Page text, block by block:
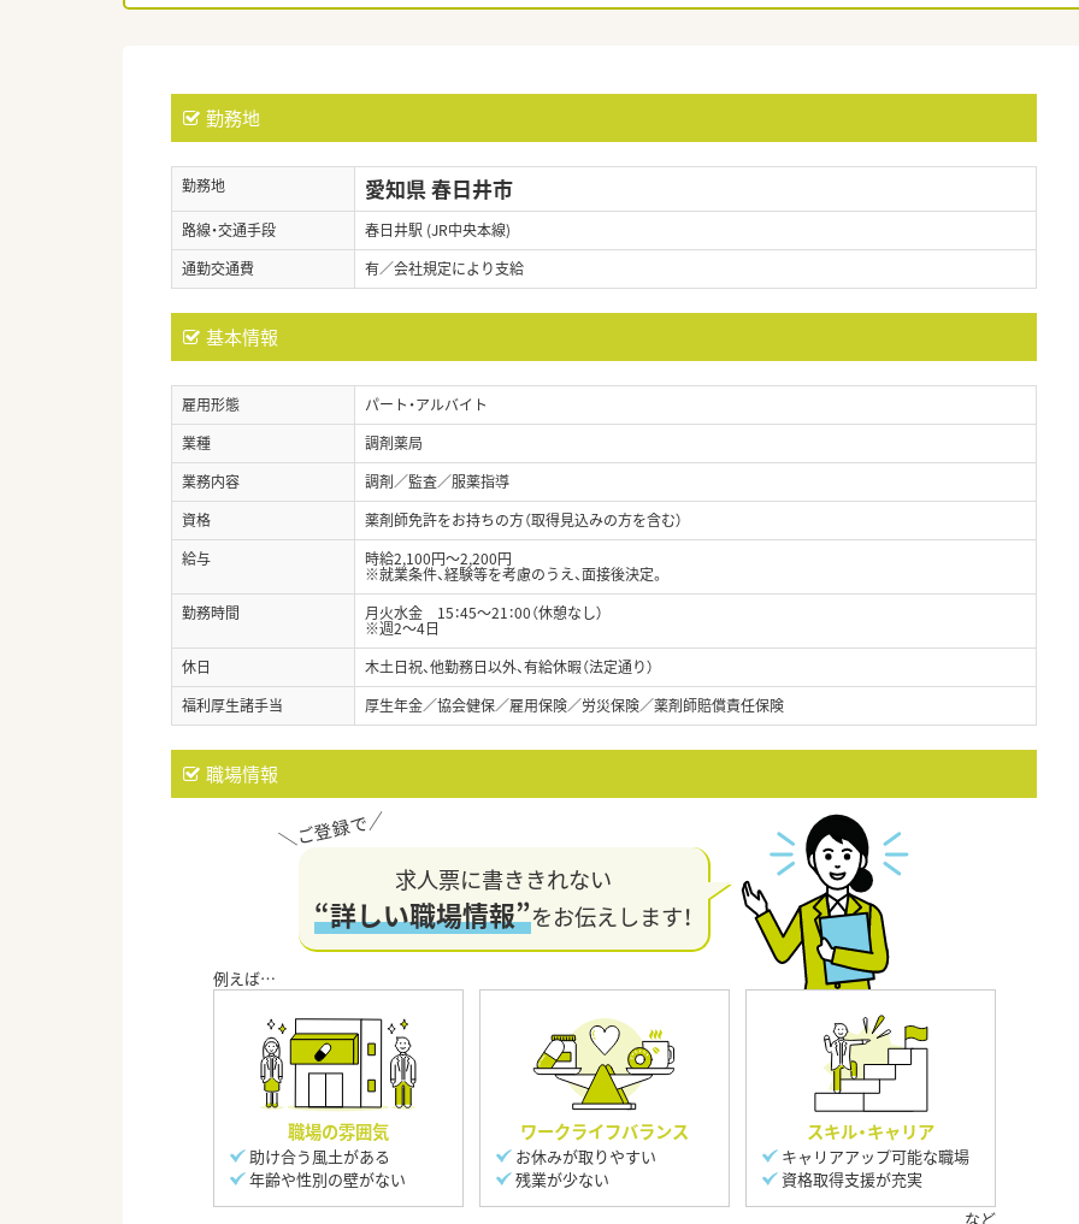
勤務地
勤務地 愛知県 春日井市
路線・交通手段
春日井駅 (JR中央本線)
通勤交通費
有／会社規定により支給
基本情報
雇用形態
パート・アルバイト
業種
調剤薬局
業務内容
調剤／監査／服薬指導
資格
薬剤師免許をお持ちの方（取得見込みの方を含む）
給与
時給2,100円～2,200円
※就業条件、経験等を考慮のうえ、面接後決定。
勤務時間
月火水金 15：45～21：00（休憩なし）
※週2～4日
休日
木土日祝、他勤務日以外、有給休暇（法定通り）
福利厚生諸手当
厚生年金／協会健保／雇用保険／労災保険／薬剤師賠償責任保険
職場情報
求人票に書ききれない
“詳しい職場情報”をお伝えします！
職場の雰囲気
助け合う風土がある
年齢や性別の壁がない
ワークライフバランス
お休みが取りやすい
残業が少ない
スキル・キャリア
キャリアアップ可能な職場
資格取得支援が充実